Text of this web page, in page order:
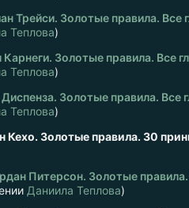
Трейси. Золотые правила. Все
Теплова)
Карнеги. Золотые правила. Все
Теплова)
Золотые правила. Все
Теплова)
Кехо. Золотые правила. 30
Питерсон. Золотые
Даниила Теплова)